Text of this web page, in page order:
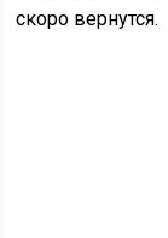
скоро вернутся.